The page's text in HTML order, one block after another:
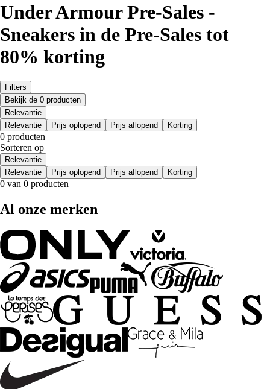
Under Armour Pre-Sales -
Sneakers in de Pre-Sales tot
80% korting
Filters
Bekijk de 0 producten
Relevantie
Relevantie
Prijs oplopend Prijs aflopend Korting
0 producten
Sorteren op
Relevantie
Relevantie
Prijs oplopend Prijs aflopend Korting
0 van 0 producten
Al onze merken